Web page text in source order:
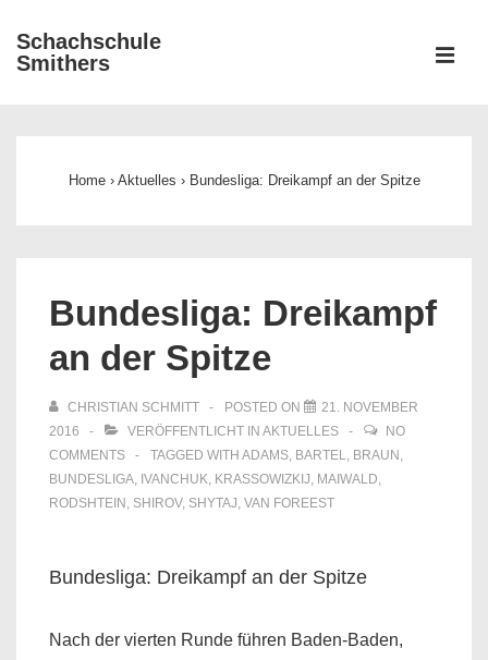
Zum
Inhalt
Schachschule
Smithers
Home › Aktuelles › Bundesliga: Dreikampf an der Spitze
Bundesliga: Dreikampf
an der Spitze
CHRISTIAN SCHMITT POSTED ON
21. NOVEMBER
2016
VERÖFFENTLICHT IN AKTUELLES
NO
COMMENTS
TAGGED WITH ADAMS, BARTEL, BRAUN ,
BUNDESLIGA, IVANCHUK, KRASSOWIZKIJ, MAIWALD,
RODSHTEIN , SHIROV, SHYTAJ, VAN FOREEST
Bundesliga: Dreikampf an der Spitze
Nach der vierten Runde führen Baden-Baden,